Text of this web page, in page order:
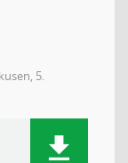
5.